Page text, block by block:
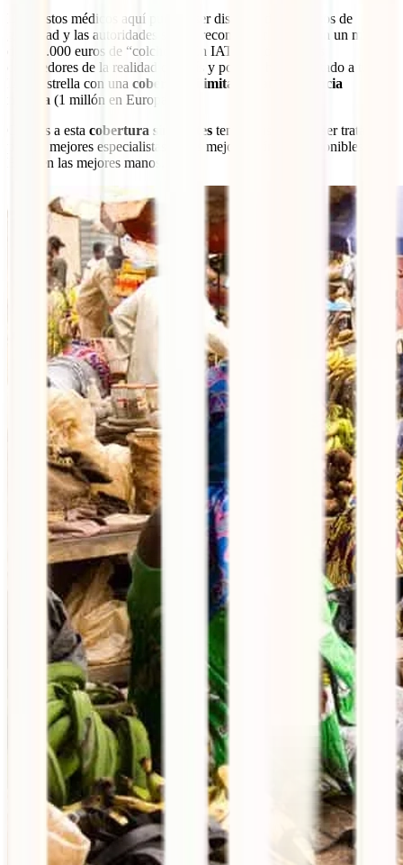
Los gastos médicos aquí pueden ser disparatados en casos de
gravedad y las autoridades suelen recomendar contar con un mínimo
de 100.000 euros de “colchón”. En IATI somos grandes
conocedores de la realidad del país y por ello hemos dotado a tu
IATI Estrella con una cobertura ilimitada para asistencia
médica (1 millón en Europa).
Gracias a esta cobertura sin límites tendrás asegurado ser tratado
por los mejores especialistas en las mejores clínicas disponibles.
Estás en las mejores manos.